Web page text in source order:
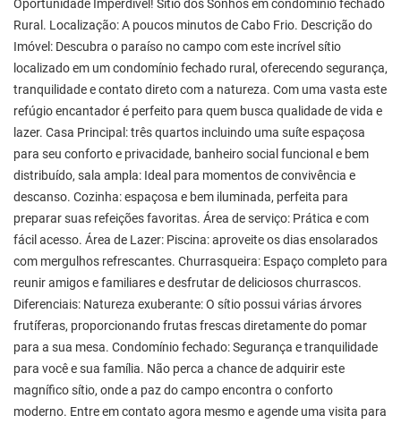
Oportunidade Imperdível! Sítio dos Sonhos em condomínio fechado
Rural. Localização: A poucos minutos de Cabo Frio. Descrição do
Imóvel: Descubra o paraíso no campo com este incrível sítio
localizado em um condomínio fechado rural, oferecendo segurança,
tranquilidade e contato direto com a natureza. Com uma vasta este
refúgio encantador é perfeito para quem busca qualidade de vida e
lazer. Casa Principal: três quartos incluindo uma suíte espaçosa
para seu conforto e privacidade, banheiro social funcional e bem
distribuído, sala ampla: Ideal para momentos de convivência e
descanso. Cozinha: espaçosa e bem iluminada, perfeita para
preparar suas refeições favoritas. Área de serviço: Prática e com
fácil acesso. Área de Lazer: Piscina: aproveite os dias ensolarados
com mergulhos refrescantes. Churrasqueira: Espaço completo para
reunir amigos e familiares e desfrutar de deliciosos churrascos.
Diferenciais: Natureza exuberante: O sítio possui várias árvores
frutíferas, proporcionando frutas frescas diretamente do pomar
para a sua mesa. Condomínio fechado: Segurança e tranquilidade
para você e sua família. Não perca a chance de adquirir este
magnífico sítio, onde a paz do campo encontra o conforto
moderno. Entre em contato agora mesmo e agende uma visita para